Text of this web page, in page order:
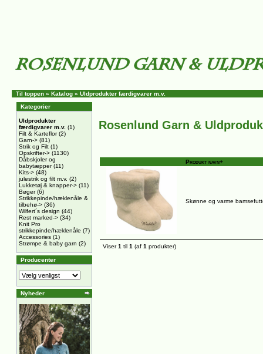
Til toppen » Katalog » Uldprodukter færdigvarer m.v.
Kategorier
Uldprodukter
færdigvarer m.v. (1)
Filt & Karteflor(2)
Garn-> (81)
Strik og Filt (1)
Opskrifter-> (1130)
Dåbskjoler og
babytæpper(11)
Kits-> (48)
julestrik og filt m.v. (2)
Lukketøj & knapper-> (11)
Bøger(6)
Strikkepinde/hæklenåle &
tilbehø-> (36)
Wilfert´s design (44)
Rest marked-> (34)
Knit Pro
strikkepinde/hæklenåle (7)
Accessories (1)
Strømpe & baby garn (2)
Producenter
Nyheder
Rosenlund Garn &
Produkt navn+
Skønne og varme
Viser1 til 1 (af 1 produkter)